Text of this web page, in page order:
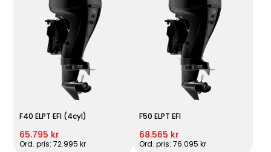
F40 ELPT EFI (4cyl)
65.795 kr
Ord. pris: 72.995 kr
F50 ELPT EFI
68.565 kr
Ord. pris: 76.095 kr